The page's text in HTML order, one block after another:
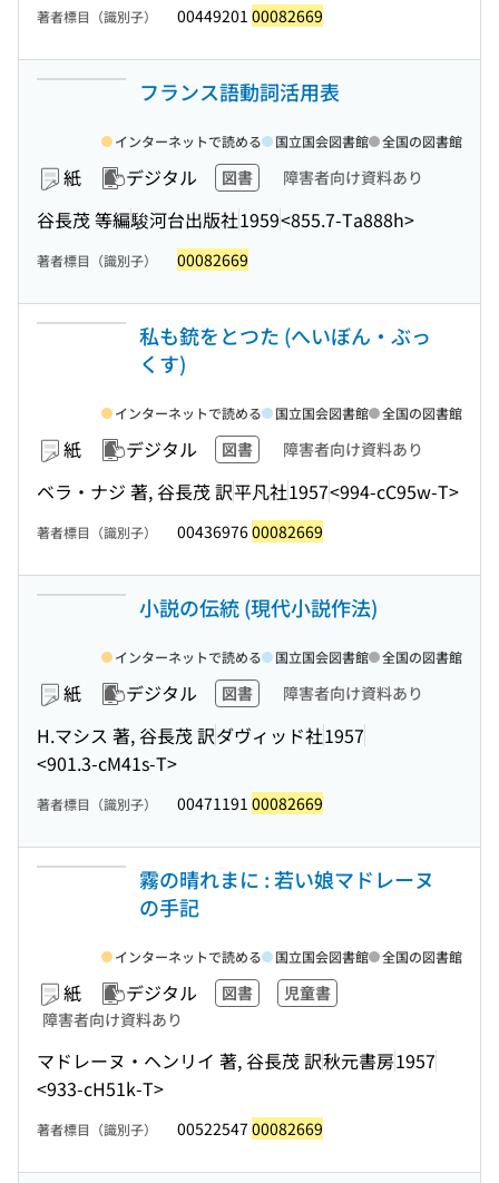
著者標目（識別子） 00449201 00082669
フランス語動詞活用表
紙 デジタル 図書 障害者向け資料あり
谷長茂 等編駿河台出版社1959<855.7-Ta888h>
インターネットで読める 国立国会図書館 全国の図書館
著者標目（識別子） 00082669
私も銃をとつた (へいぼん・ぶっ
くす)
紙 デジタル 図書 障害者向け資料あり
ベラ・ナジ 著, 谷長茂 訳平凡社1957<994-cC95w-T>
インターネットで読める 国立国会図書館 全国の図書館
著者標目（識別子） 0043697600082669
小説の伝統 (現代小説作法)
紙 デジタル 図書 障害者向け資料あり
H.マシス 著, 谷長茂 訳ダヴィッド社1957
<901.3-cM41s-T>
インターネットで読める 国立国会図書館 全国の図書館
著者標目（識別子） 00471191 00082669
霧の晴れまに : 若い娘マドレーヌ
の手記
紙 デジタル 図書
児童書
障害者向け資料あり
マドレーヌ・ヘンリイ 著, 谷長茂 訳秋元書房1957
<933-cH51k-T>
インターネットで読める 国立国会図書館 全国の図書館
著者標目（識別子） 00522547 00082669